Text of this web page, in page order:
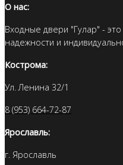
О нас:
Входные двери "Гулар" -
надежности и
Кострома:
Ул. Ленина 32/1
8 (953) 664-72-87
Ярославль:
г. Ярославль